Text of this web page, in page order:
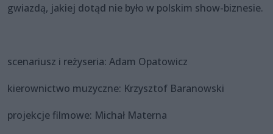
gwiazdą, jakiej dotąd nie było w polskim show-biznesie.
scenariusz i reżyseria: Adam Opatowicz
kierownictwo muzyczne: Krzysztof Baranowski
projekcje filmowe: Michał Materna